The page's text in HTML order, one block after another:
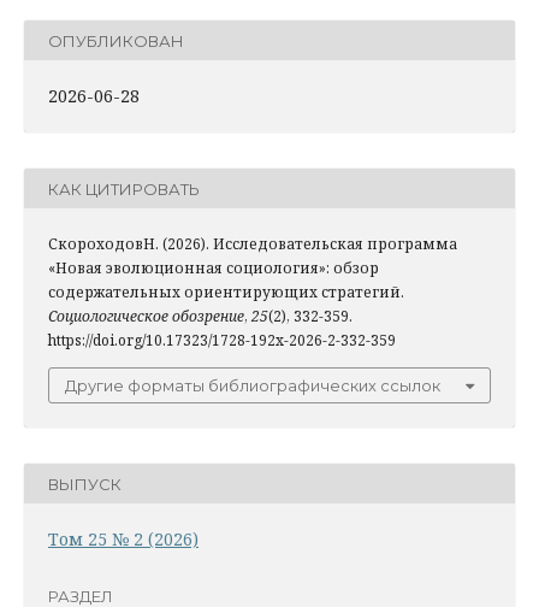
ОПУБЛИКОВАН
2026-06-28
КАК ЦИТИРОВАТЬ
СкороходовН. (2026). Исследовательская программа
«Новая эволюционная социология»: обзор
содержательных ориентирующих стратегий.
Социологическое обозрение, 25(2), 332-359.
https://doi.org/10.17323/1728-192x-2026-2-332-359
Другие форматы библиографических ссылок
ВЫПУСК
Том 25 № 2 (2026)
РАЗДЕЛ